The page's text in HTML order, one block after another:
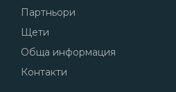
Партньори
Щети
Обща информация
Контакти